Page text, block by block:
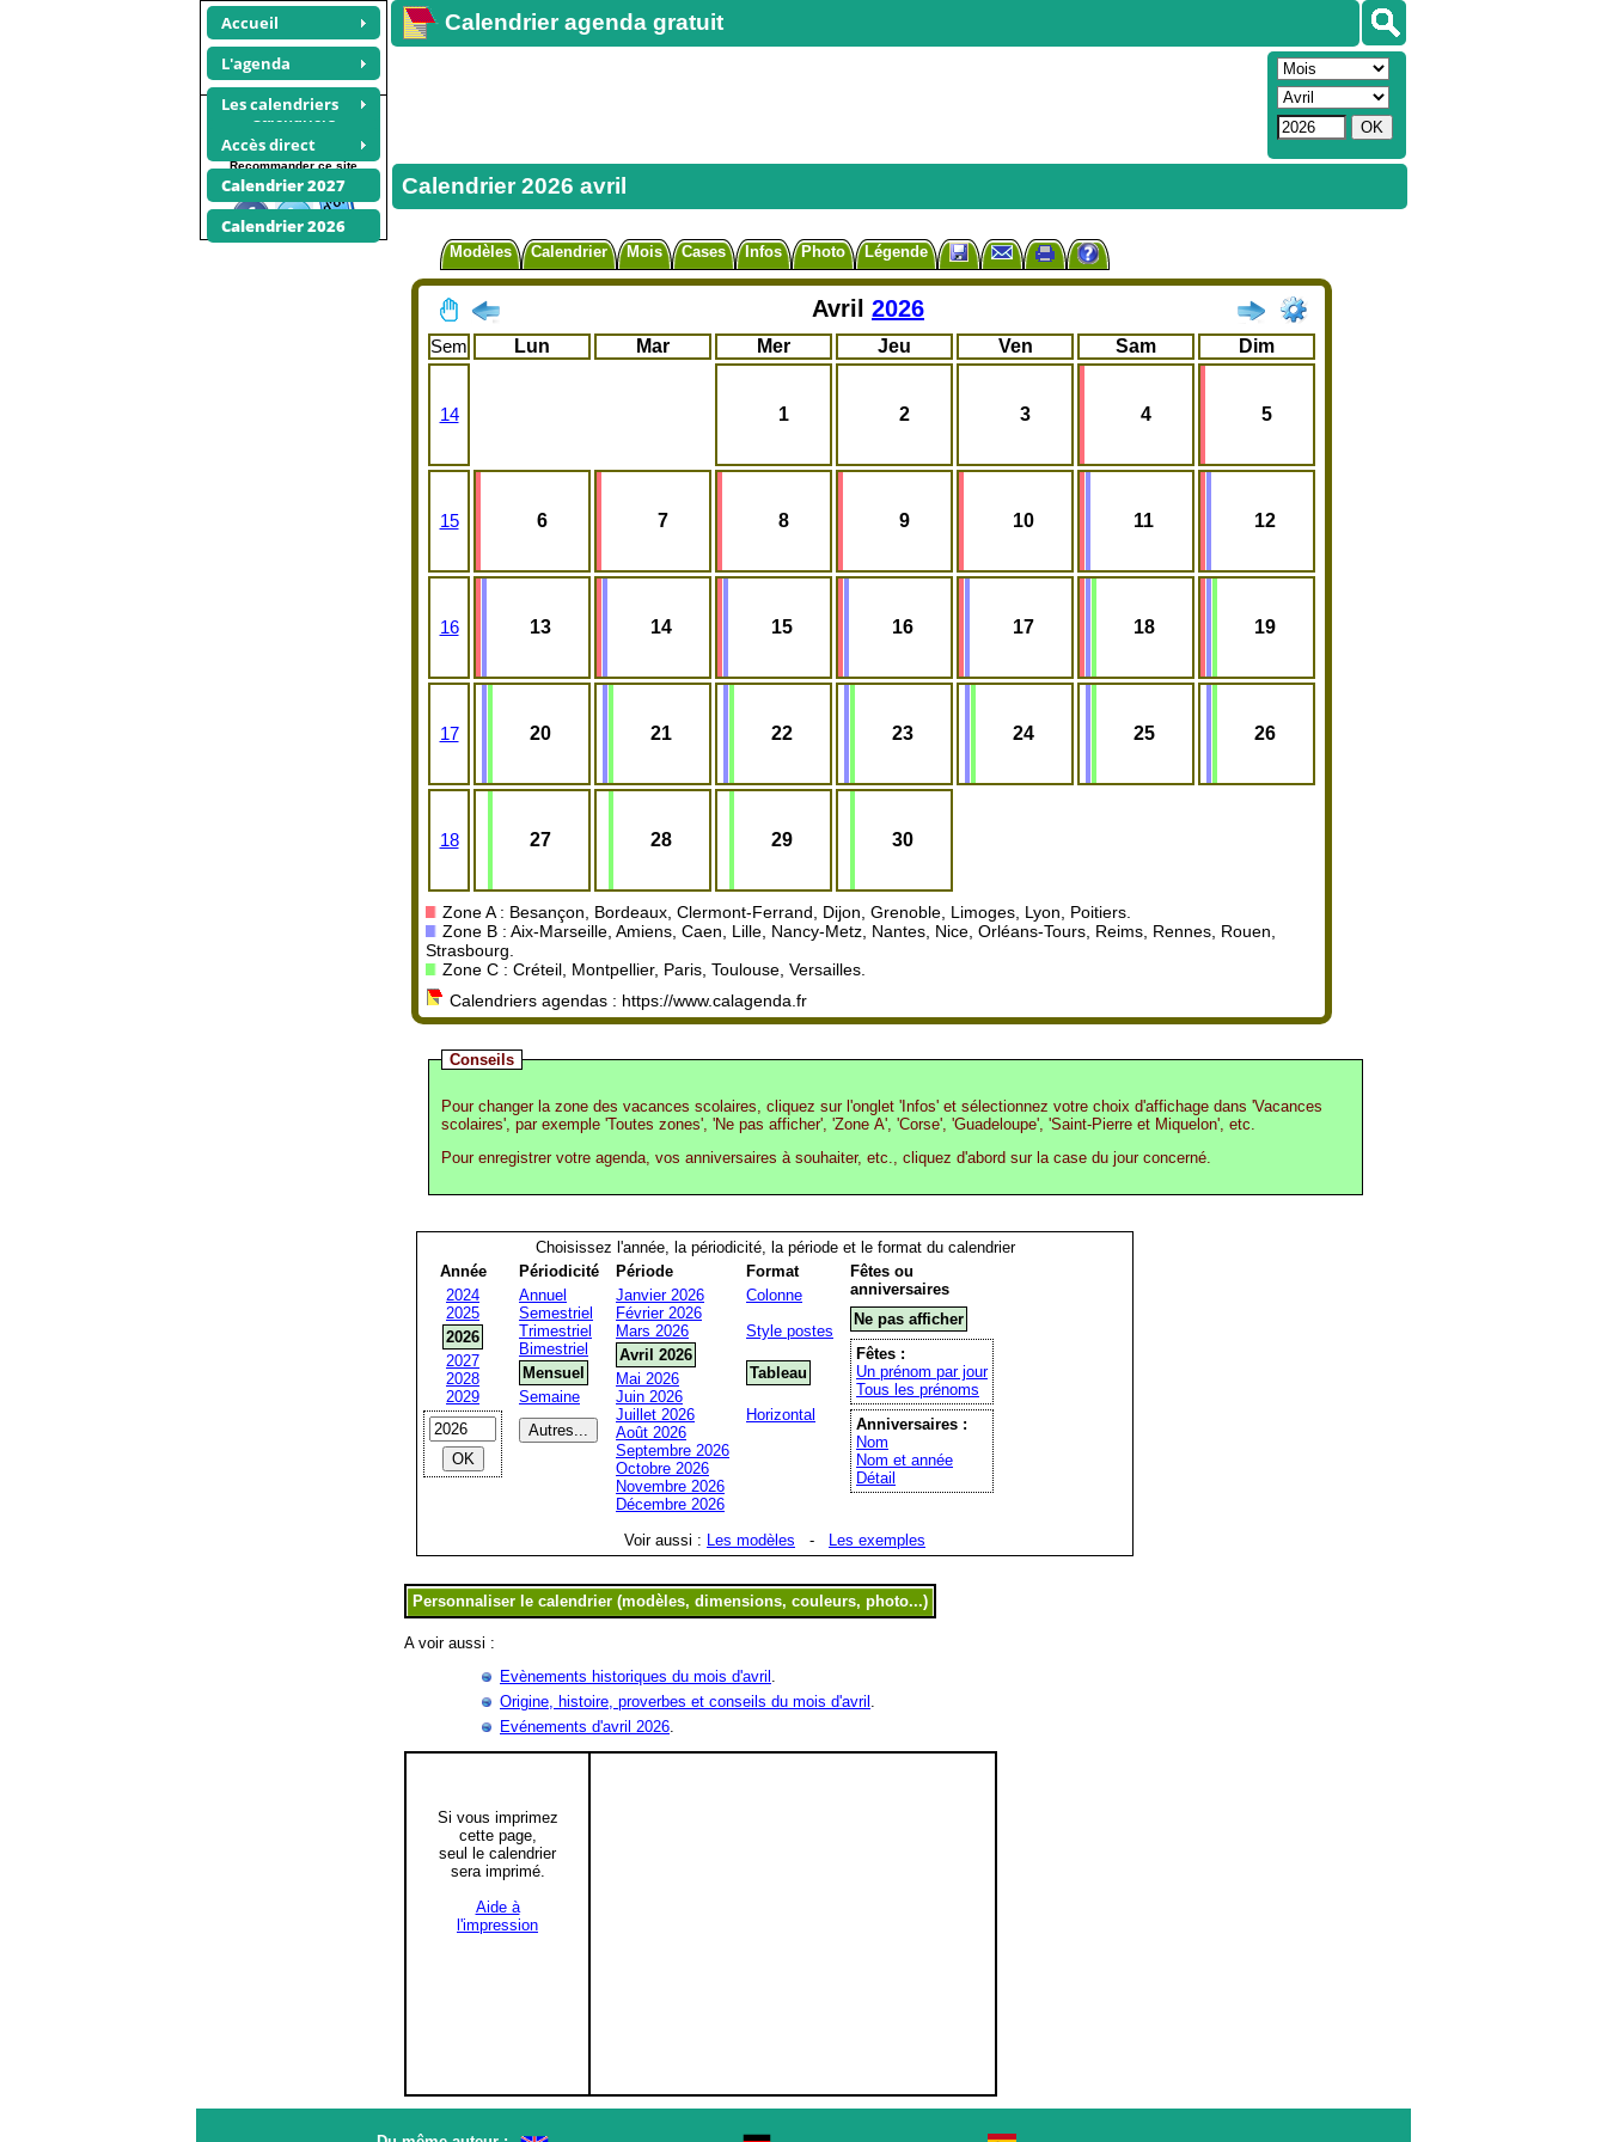
Accueil
L'agenda
Les calendriers
Accès direct
Calendrier 2027
Calendrier 2026
Calendrier agenda gratuit
Calendrier 2026 avril
Modèles Calendrier Mois Cases Infos Photo Légende
Avril 2026
Sem Lun Mar Mer Jeu Ven Sam Dim
14 1 2 3 4 5
15 6 7 8 9 10 11 12
16 13 14 15 16 17 18 19
17 20 21 22 23 24 25 26
18 27 28 29 30
Zone A : Besançon, Bordeaux, Clermont-Ferrand, Dijon, Grenoble, Limoges, Lyon, Poitiers.
Zone B : Aix-Marseille, Amiens, Caen, Lille, Nancy-Metz, Nantes, Nice, Orléans-Tours, Reims, Rennes, Rouen,
Strasbourg.
Zone C : Créteil, Montpellier, Paris, Toulouse, Versailles.
Calendriers agendas : https://www.calagenda.fr
Conseils
Pour changer la zone des vacances scolaires, cliquez sur l'onglet 'Infos' et sélectionnez votre choix d'affichage dans 'Vacances
scolaires', par exemple 'Toutes zones', 'Ne pas afficher', 'Zone A', 'Corse', 'Guadeloupe', 'Saint-Pierre et Miquelon', etc.
Pour enregistrer votre agenda, vos anniversaires à souhaiter, etc., cliquez d'abord sur la case du jour concerné.
Choisissez l'année, la périodicité, la période et le format du calendrier
Année
2024
2025
2026
2027
2028
2029
Périodicité
Annuel
Semestriel
Trimestriel
Bimestriel
Mensuel
Semaine
Période
Janvier 2026
Février 2026
Mars 2026
Avril 2026
Mai 2026
Juin 2026
Juillet 2026
Août 2026
Septembre 2026
Octobre 2026
Novembre 2026
Décembre 2026
Format
Colonne
Style postes
Tableau
Horizontal
Fêtes ou
anniversaires
Ne pas afficher
Fêtes :
Un prénom par jour
Tous les prénoms
Anniversaires :
Nom
Nom et année
Détail
Voir aussi : Les modèles - Les exemples
A voir aussi :
Evènements historiques du mois d'avril .
Origine, histoire, proverbes et conseils du mois d'avril .
Evénements d'avril 2026.
Si vous imprimez
cette page,
seul le calendrier
sera imprimé.
Aide à
l'impression
Calendriers
avril 2026
Recommander ce site